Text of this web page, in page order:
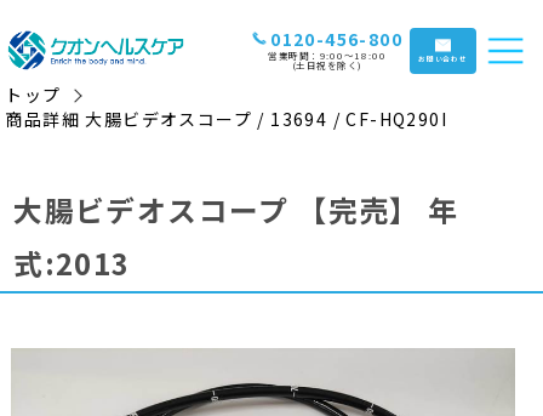
0120-456-800
営業時間：9:00〜18:00
(土日祝を除く) お問い合わせ
トップ
商品詳細 大腸ビデオスコープ / 13694 / CF-HQ290I
大腸ビデオスコープ 【完売】
年
式:2013